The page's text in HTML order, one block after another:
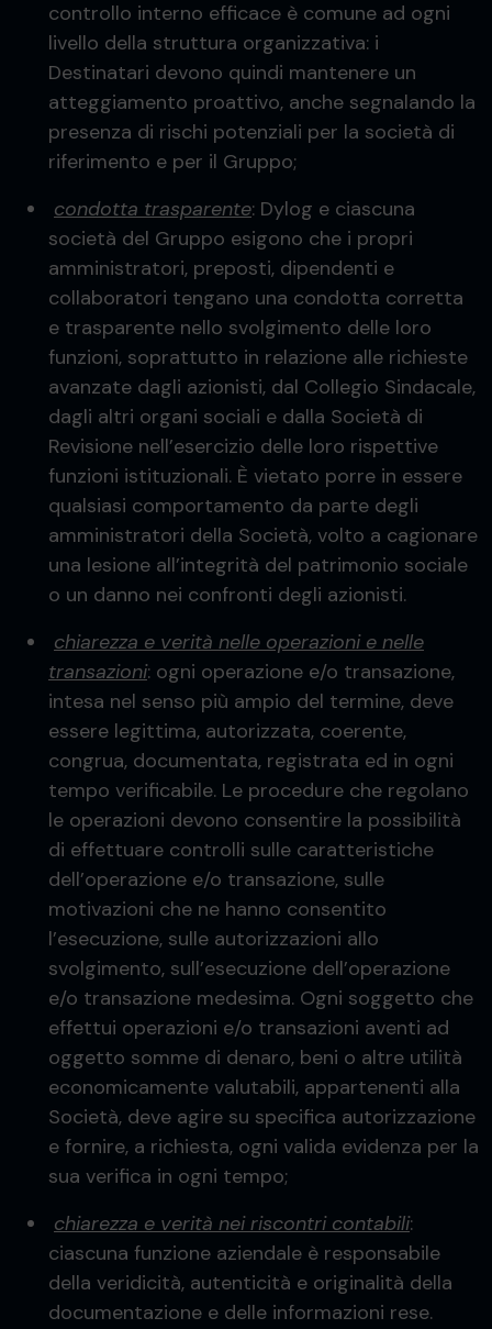
controllo interno efficace è comune ad ogni
livello della struttura organizzativa: i
Destinatari devono quindi mantenere un
atteggiamento proattivo, anche segnalando la
presenza di rischi potenziali per la società di
riferimento e per il Gruppo;
condotta trasparente: Dylog e ciascuna
società del Gruppo esigono che i propri
amministratori, preposti, dipendenti e
collaboratori tengano una condotta corretta
e trasparente nello svolgimento delle loro
funzioni, soprattutto in relazione alle richieste
avanzate dagli azionisti, dal Collegio Sindacale,
dagli altri organi sociali e dalla Società di
Revisione nell’esercizio delle loro rispettive
funzioni istituzionali. È vietato porre in essere
qualsiasi comportamento da parte degli
amministratori della Società, volto a cagionare
una lesione all’integrità del patrimonio sociale
o un danno nei confronti degli azionisti.
chiarezza e verità nelle operazioni e nelle
transazioni: ogni operazione e/o transazione,
intesa nel senso più ampio del termine, deve
essere legittima, autorizzata, coerente,
congrua, documentata, registrata ed in ogni
tempo verificabile. Le procedure che regolano
le operazioni devono consentire la possibilità
di effettuare controlli sulle caratteristiche
dell’operazione e/o transazione, sulle
motivazioni che ne hanno consentito
l’esecuzione, sulle autorizzazioni allo
svolgimento, sull’esecuzione dell’operazione
e/o transazione medesima. Ogni soggetto che
effettui operazioni e/o transazioni aventi ad
oggetto somme di denaro, beni o altre utilità
economicamente valutabili, appartenenti alla
Società, deve agire su specifica autorizzazione
e fornire, a richiesta, ogni valida evidenza per la
sua verifica in ogni tempo;
chiarezza e verità nei riscontri contabili:
ciascuna funzione aziendale è responsabile
della veridicità, autenticità e originalità della
documentazione e delle informazioni rese.